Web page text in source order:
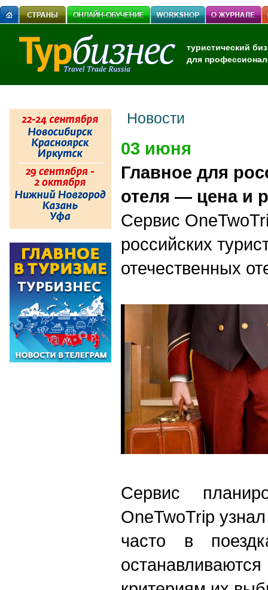
туристический
для
Новости
03 июня
Главное для
отеля — цена и
Сервис
российских
отечественных
Сервис
OneTwoTrip
часто в